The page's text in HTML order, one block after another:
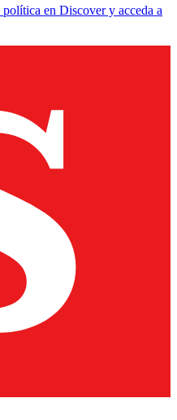
en Discover y acceda a